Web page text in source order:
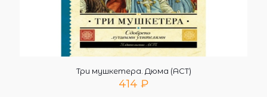
Три мушкетера. Дюма (АСТ)
414 ₽